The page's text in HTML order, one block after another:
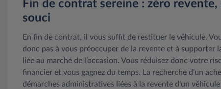
Fin de contrat sereine : zéro revente,
souci
En fin de contrat, il vous suffit de restituer le véhicule.
donc pas à vous préoccuper de la revente et à supporter
liée au marché de l’occasion. Vous réduisez donc votre
financier et vous gagnez du temps. La recherche d’un
démarches administratives liées à la revente d’un